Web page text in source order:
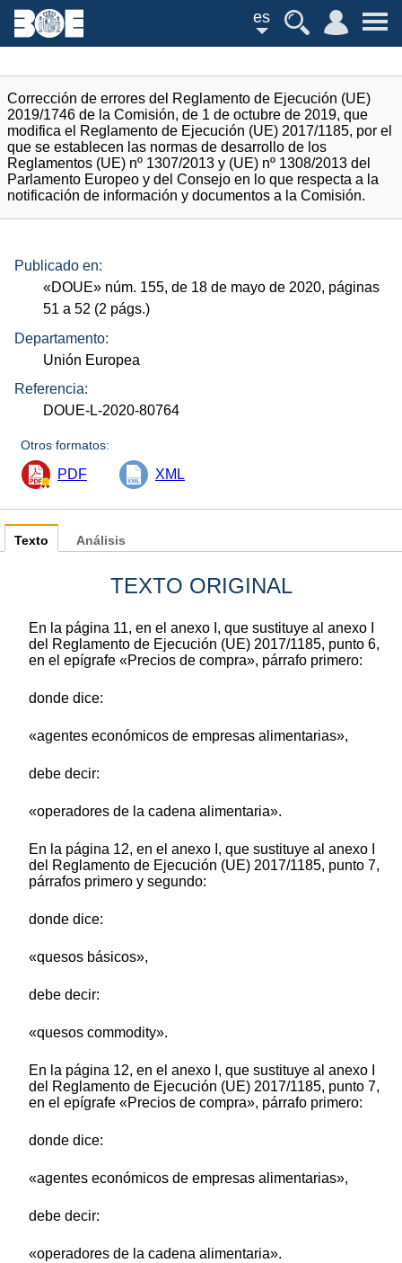
es
Corrección de errores del Reglamento de Ejecución (UE)
2019/1746 de la Comisión, de 1 de octubre de 2019, que
modifica el Reglamento de Ejecución (UE) 2017/1185, por el
que se establecen las normas de desarrollo de los
Reglamentos (UE) nº 1307/2013 y (UE) nº 1308/2013 del
Parlamento Europeo y del Consejo en lo que respecta a la
notificación de información y documentos a la Comisión.
Publicado en:
«DOUE» núm. 155, de 18 de mayo de 2020, páginas
51 a 52 (2 págs.)
Departamento:
Unión Europea
Referencia:
DOUE-L-2020-80764
Otros formatos:
PDF XML
Texto
TEXTO ORIGINAL
En la página 11, en el anexo I, que sustituye al anexo I
del Reglamento de Ejecución (UE) 2017/1185, punto 6,
en el epígrafe «Precios de compra», párrafo primero:
donde dice:
«agentes económicos de empresas alimentarias»,
debe decir:
«operadores de la cadena alimentaria».
En la página 12, en el anexo I, que sustituye al anexo I
del Reglamento de Ejecución (UE) 2017/1185, punto 7,
párrafos primero y segundo:
donde dice:
«quesos básicos»,
debe decir:
«quesos commodity».
En la página 12, en el anexo I, que sustituye al anexo I
del Reglamento de Ejecución (UE) 2017/1185, punto 7,
en el epígrafe «Precios de compra», párrafo primero:
donde dice:
«agentes económicos de empresas alimentarias»,
debe decir:
«operadores de la cadena alimentaria».
Análisis